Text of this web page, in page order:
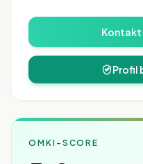
Kontakt
Profil
OMKI-SCORE